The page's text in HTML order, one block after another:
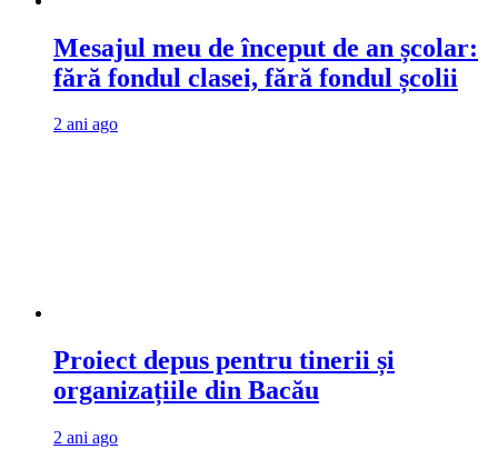
Mesajul meu de început de an școlar:
fără fondul clasei, fără fondul școlii
2 ani ago
Proiect depus pentru tinerii și
organizațiile din Bacău
2 ani ago